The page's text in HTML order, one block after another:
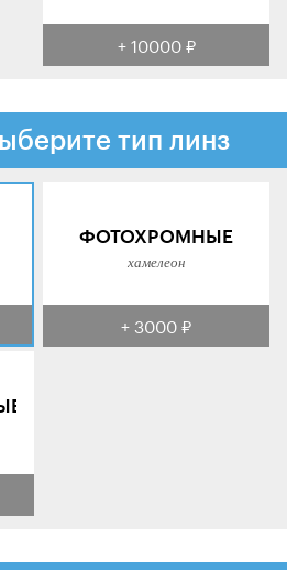
+ 10000 ₽
тип линз
ФОТОХРОМНЫЕ
хамелеон
+ 3000 ₽